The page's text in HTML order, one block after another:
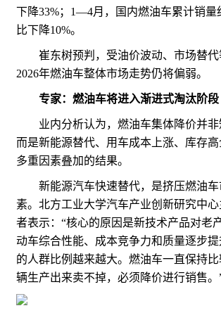
下降33%；1—4月，国内燃油车累计销量
比下降10%。
崔东树预判，受油价波动、市场替代
2026年燃油车整体市场走势仍将偏弱。
专家：燃油车将进入渐进式淘汰阶段
业内分析认为，燃油车集体降价并非
而是新能源替代、用车成本上涨、库存
多重因素叠加的结果。
新能源汽车快速替代，是挤压燃油车
素。北方工业大学汽车产业创新研究中
者表示：“核心的原因是新技术产品对老
动车综合性能、成本竞争力和质量逐步
的人群比例越来越大。燃油车一直保持
辆生产出来卖不掉，必须降价进行销售。